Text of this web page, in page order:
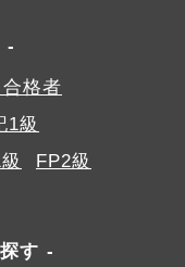
格者
1級
FP2級
す